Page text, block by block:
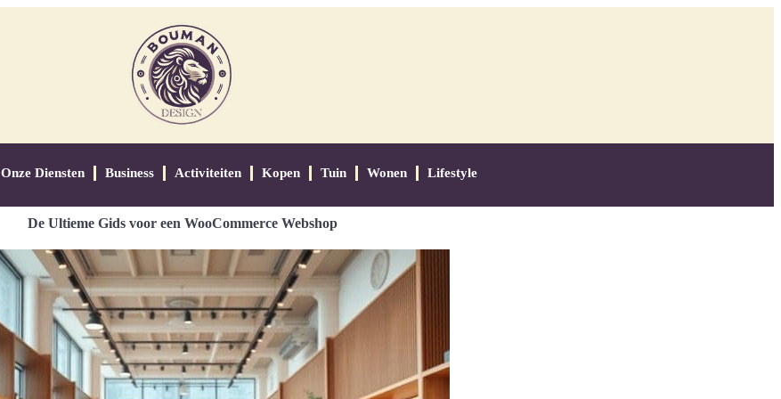
Onze Diensten Business Activiteiten Kopen Tuin Wonen Lifestyle
De Ultieme Gids voor een WooCommerce Webshop